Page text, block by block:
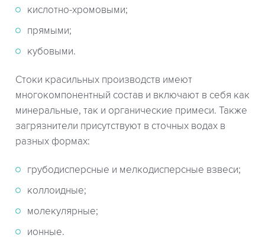
кислотно-хромовыми;
прямыми;
кубовыми.
Стоки красильных производств имеют
многокомпонентный состав и включают в себя как
минеральные, так и органические примеси. Также
загрязнители присутствуют в сточных водах в
разных формах:
грубодисперсные и мелкодисперсные взвеси;
коллоидные;
молекулярные;
ионные.